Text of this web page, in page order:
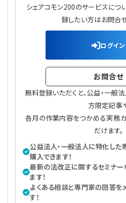
【連載】IT実務一問一答
シェアコモン200のサービスにつ
録したい方はお問合せ
ログイン
お問合せ
無料登録いただくと、公益・一般
方限定記事
各月の作業内容をつかめる実務
だけます。
公益法人・一般法人に特化した
購入できます！
最新の法改正に関するセミナ
ます！
よくある相談と専門家の回答を
す！